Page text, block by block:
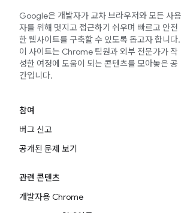
Google은 개발자가 교차 브라우저와 모든 사용
자를 위해 멋지고 접근하기 쉬우며 빠르고 안전
한 웹사이트를 구축할 수 있도록 돕고자 합니다.
이 사이트는 Chrome 팀원과 외부 전문가가 작
성한 여정에 도움이 되는 콘텐츠를 모아놓은 공
간입니다.
참여
버그 신고
공개된 문제 보기
관련 콘텐츠
개발자용 Chrome